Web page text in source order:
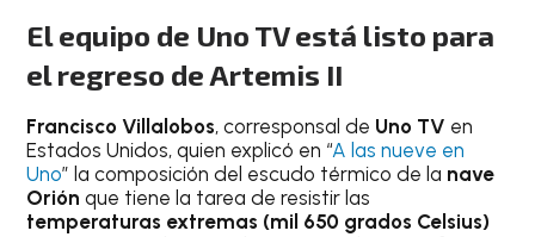
El equipo de Uno TV está listo para
el regreso de Artemis II
Francisco Villalobos, corresponsal de Uno TV en
Estados Unidos, quien explicó en “A las nueve en
Uno” la composición del escudo térmico de la nave
Orión que tiene la tarea de resistir las
temperaturas extremas (mil 650 grados Celsius)